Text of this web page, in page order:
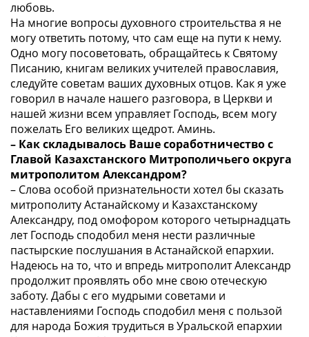
любовь.
На многие вопросы духовного строительства я не
могу ответить потому, что сам еще на пути к нему.
Одно могу посоветовать, обращайтесь к Святому
Писанию, книгам великих учителей православия,
следуйте советам ваших духовных отцов. Как я уже
говорил в начале нашего разговора, в Церкви и
нашей жизни всем управляет Господь, всем могу
пожелать Его великих щедрот. Аминь.
– Как складывалось Ваше соработничество с
Главой Казахстанского Митрополичьего округа
митрополитом Александром?
– Слова особой признательности хотел бы сказать
митрополиту Астанайскому и Казахстанскому
Александру, под омофором которого четырнадцать
лет Господь сподобил меня нести различные
пастырские послушания в Астанайской епархии.
Надеюсь на то, что и впредь митрополит Александр
продолжит проявлять обо мне свою отеческую
заботу. Дабы с его мудрыми советами и
наставлениями Господь сподобил меня с пользой
для народа Божия трудиться в Уральской епархии